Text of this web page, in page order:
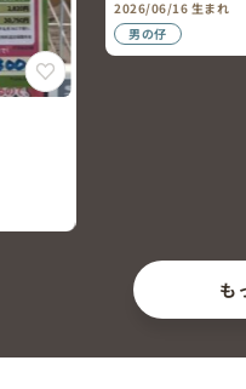
2026/06/16 生まれ
男の仔
も